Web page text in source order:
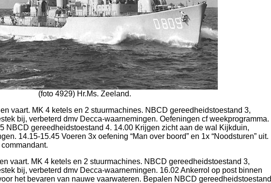
(foto 4929) Hr.Ms. Zeeland.
vaart. MK 4 ketels en 2 stuurmachines. NBCD gereedheidstoestand 3,
bij, verbeterd dmv Decca-waarnemingen. Oefeningen cf weekprogramma.
NBCD gereedheidstoestand 4. 14.00 Krijgen zicht aan de wal Kijkduin,
14.15-15.45 Voeren 3x oefening “Man over boord” en 1x “Noodsturen” uit.
vaart. MK 4 ketels en 2 stuurmachines. NBCD gereedheidstoestand 3,
bij, verbeterd dmv Decca-waarnemingen. 16.02 Ankerrol op post binnen
het bevaren van nauwe vaarwateren. Bepalen NBCD gereedheidstoestand